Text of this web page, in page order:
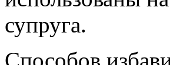
супруга.